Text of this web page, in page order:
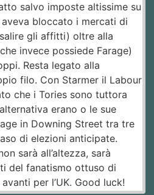
salvo imposte altissime su
bloccato i mercati di
gli affitti) oltre alla
invece possiede Farage)
Resta legato alla
filo. Con Starmer il Labour
che i Tories sono tuttora
erano o le sue
in Downing Street tra tre
di elezioni anticipate.
sarà all’altezza, sarà
del fanatismo ottuso di
per l’UK. Good luck!